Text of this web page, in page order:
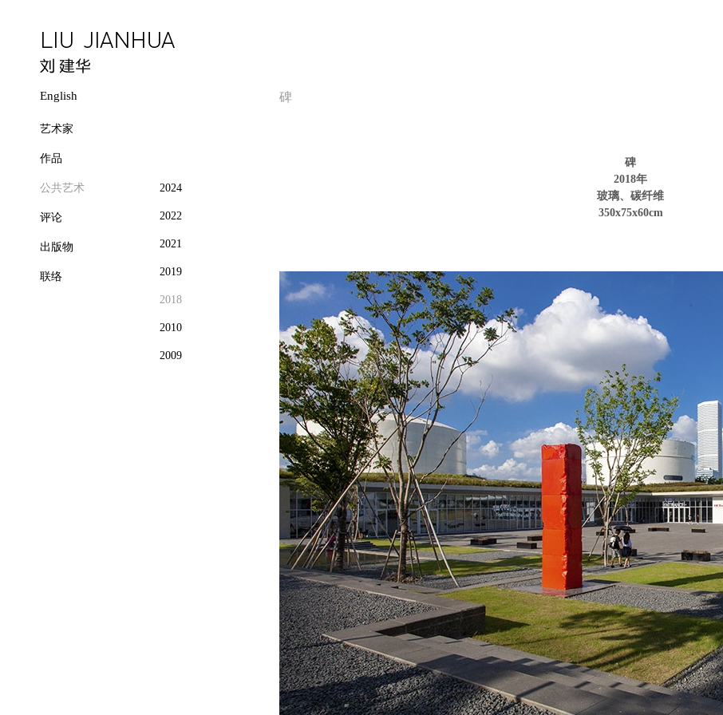
English
艺术家
作品
公共艺术 2024
2022
2021
2019
2018
2010
2009
评论
出版物
联络
碑
碑
2018年
玻璃、碳纤维
350x75x60cm